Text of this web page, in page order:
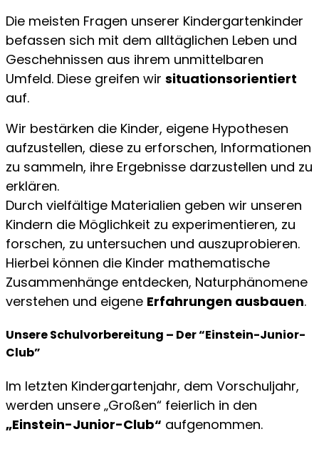
Die meisten Fragen unserer Kindergartenkinder
befassen sich mit dem alltäglichen Leben und
Geschehnissen aus ihrem unmittelbaren
Umfeld. Diese greifen wir situationsorientiert
auf.
Wir bestärken die Kinder, eigene Hypothesen
aufzustellen, diese zu erforschen, Informationen
zu sammeln, ihre Ergebnisse darzustellen und zu
erklären.
Durch vielfältige Materialien geben wir unseren
Kindern die Möglichkeit zu experimentieren, zu
forschen, zu untersuchen und auszuprobieren.
Hierbei können die Kinder mathematische
Zusammenhänge entdecken, Naturphänomene
verstehen und eigene Erfahrungen ausbauen.
Unsere Schulvorbereitung – Der “Einstein-Junior-
Club”
Im letzten Kindergartenjahr, dem Vorschuljahr,
werden unsere „Großen“ feierlich in den
„Einstein-Junior-Club“ aufgenommen.